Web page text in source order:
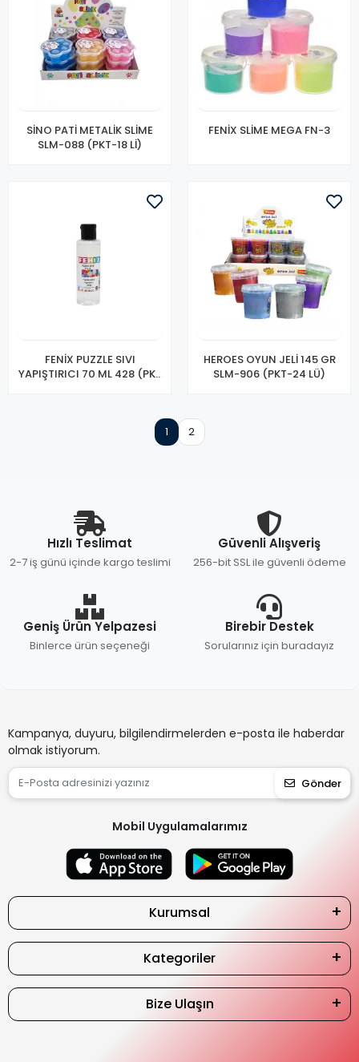
SİNO PATİ METALİK SLİME
SLM-088 (PKT-18 Lİ)
FENİX SLİME MEGA FN-3
FENİX PUZZLE SIVI
YAPIŞTIRICI 70 ML 428 (PK-
HEROES OYUN JELİ 145 GR
SLM-906 (PKT-24 LÜ)
1 2
Hızlı Teslimat
2-7 iş günü içinde kargo teslimi
Güvenli Alışveriş
256-bit SSL ile güvenli ödeme
Geniş Ürün Yelpazesi
Binlerce ürün seçeneği
Birebir Destek
Sorularınız için buradayız
Kampanya, duyuru, bilgilendirmelerden e-posta ile haberdar
olmak istiyorum.
Gönder
Mobil Uygulamalarımız
Kurumsal
Kategoriler
Bize Ulaşın